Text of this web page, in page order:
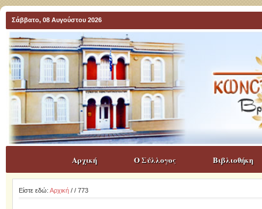
Σάββατο, 08 Αυγούστου 2026
Αρχική Ο Σύλλογος Βιβλιοθήκη
Είστε εδώ: Αρχική/ / 773